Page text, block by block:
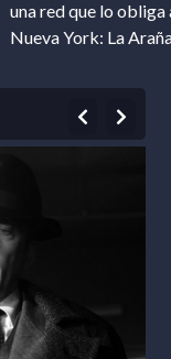
una red que lo obliga
Nueva York: La
Previous